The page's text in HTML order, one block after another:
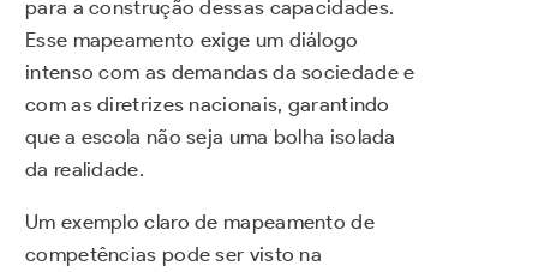
para a construção dessas capacidades.
Esse mapeamento exige um diálogo
intenso com as demandas da sociedade e
com as diretrizes nacionais, garantindo
que a escola não seja uma bolha isolada
da realidade.
Um exemplo claro de mapeamento de
competências pode ser visto na